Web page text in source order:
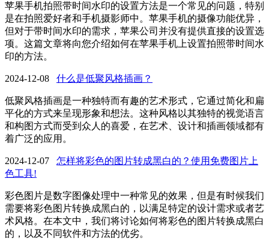
苹果手机拍照带时间水印的设置方法是一个常见的问题，特别
是在拍照爱好者和手机摄影师中。苹果手机的摄像功能优异，
但对于带时间水印的需求，苹果公司并没有提供直接的设置选
项。这篇文章将向您介绍如何在苹果手机上设置拍照带时间水
印的方法。
2024-12-08 什么是低聚风格插画？
低聚风格插画是一种独特而有趣的艺术形式，它通过简化和扁
平化的方式来呈现形象和想法。这种风格以其独特的视觉语言
和构图方式而受到众人的喜爱，在艺术、设计和插画领域都有
着广泛的应用。
2024-12-07
怎样将彩色的图片转成黑白的？使用免费图片上
色工具!
彩色图片是数字图像处理中一种常见的效果，但是有时候我们
需要将彩色图片转换成黑白的，以满足特定的设计需求或者艺
术风格。在本文中，我们将讨论如何将彩色的图片转换成黑白
的，以及不同软件和方法的优劣。